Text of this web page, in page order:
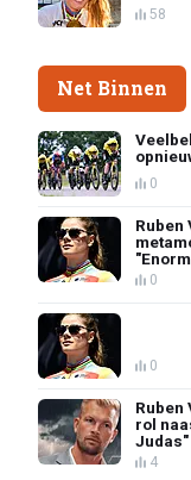
58
Net Binnen
0
Ruben
0
0
Ruben
rol
Judas"
4